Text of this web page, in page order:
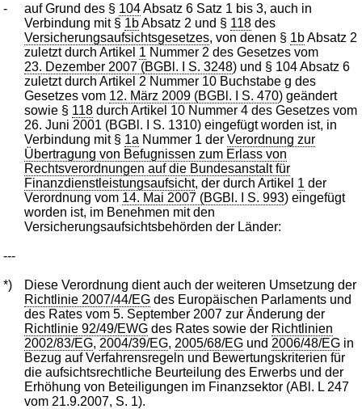
- auf Grund des § 104Absatz 6 Satz 1 bis 3, auch in
Verbindung mit § 1bAbsatz 2 und § 118 des
Versicherungsaufsichtsgesetzes, von denen § 1bAbsatz 2
zuletzt durch Artikel 1 Nummer 2 des Gesetzes vom
23. Dezember 2007 (BGBl. I S. 3248) und § 104 Absatz 6
zuletzt durch Artikel 2 Nummer 10 Buchstabe g des
Gesetzes vom 12. März 2009 (BGBl. I S. 470) geändert
sowie § 118 durch Artikel 10 Nummer 4 des Gesetzes vom
26. Juni 2001 (BGBl. I S. 1310) eingefügt worden ist, in
Verbindung mit § 1a Nummer 1 derVerordnung zur
Übertragung von Befugnissen zum Erlass von
Rechtsverordnungen auf die Bundesanstalt für
Finanzdienstleistungsaufsicht, der durch Artikel 1 der
Verordnung vom 14. Mai 2007 (BGBl. I S. 993) eingefügt
worden ist, im Benehmen mit den
Versicherungsaufsichtsbehörden der Länder:
---
*)
Diese Verordnung dient auch der weiteren Umsetzung der
Richtlinie 2007/44/EG des Europäischen Parlaments und
des Rates vom 5. September 2007 zur Änderung der
Richtlinie 92/49/EWG des Rates sowie der Richtlinien
2002/83/EG, 2004/39/EG, 2005/68/EG und 2006/48/EG in
Bezug auf Verfahrensregeln und Bewertungskriterien für
die aufsichtsrechtliche Beurteilung des Erwerbs und der
Erhöhung von Beteiligungen im Finanzsektor (ABl. L 247
vom 21.9.2007, S. 1).